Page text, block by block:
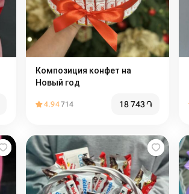
Композиция конфет на
Новый год
4.94714 18 743֏